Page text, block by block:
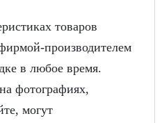
товаров
производителем
в любое время.
фотографиях,
могут